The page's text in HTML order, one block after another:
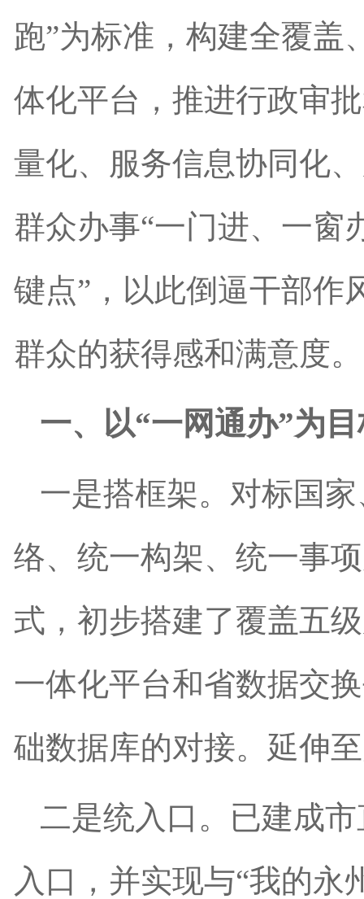
跑”为标准，构建全覆盖
体化平台，推进行政审
量化、服务信息协同化
群众办事“一门进、一窗
键点”，以此倒逼干部作
群众的获得感和满意度。
一、以“一网通办”为
一是搭框架。对标国
络、统一构架、统一事
式，初步搭建了覆盖五
一体化平台和省数据交
础数据库的对接。延伸
二是统入口。已建成
入口，并实现与“我的永